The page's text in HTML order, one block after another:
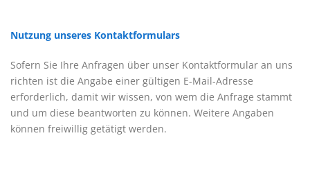
Nutzung unseres Kontaktformulars
Sofern Sie Ihre Anfragen über unser Kontaktformular an uns
richten ist die Angabe einer gültigen E-Mail-Adresse
erforderlich, damit wir wissen, von wem die Anfrage stammt
und um diese beantworten zu können. Weitere Angaben
können freiwillig getätigt werden.